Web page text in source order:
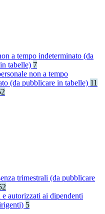
a tempo indeterminato (da
tabelle) 7
non a tempo
(da pubblicare in tabelle) 11
trimestrali (da pubblicare
autorizzati ai dipendenti
5